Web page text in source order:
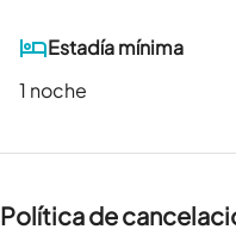
Estadía mínima
1 noche
Política de